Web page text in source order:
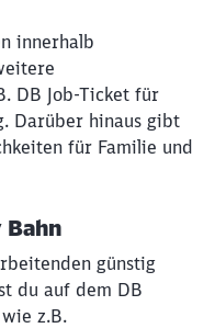
innerhalb
DB Job-Ticket für
Darüber hinaus gibt
für Familie und
günstig
du auf dem DB
z.B.